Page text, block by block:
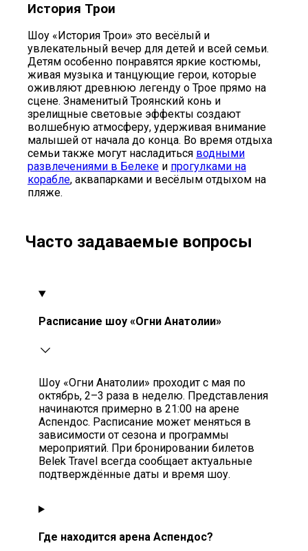
История Трои
Шоу «История Трои» это весёлый и
увлекательный вечер для детей и всей семьи.
Детям особенно понравятся яркие костюмы,
живая музыка и танцующие герои, которые
оживляют древнюю легенду о Трое прямо на
сцене. Знаменитый Троянский конь и
зрелищные световые эффекты создают
волшебную атмосферу, удерживая внимание
малышей от начала до конца. Во время отдыха
семьи также могут насладиться водными
развлечениями в Белеке и прогулками на
корабле, аквапарками и весёлым отдыхом на
пляже.
Часто задаваемые вопросы
Расписание шоу «Огни Анатолии»
Шоу «Огни Анатолии» проходит с мая по
октябрь, 2–3 раза в неделю. Представления
начинаются примерно в 21:00 на арене
Аспендос. Расписание может меняться в
зависимости от сезона и программы
мероприятий. При бронировании билетов
Belek Travel всегда сообщает актуальные
подтверждённые даты и время шоу.
Где находится арена Аспендос?